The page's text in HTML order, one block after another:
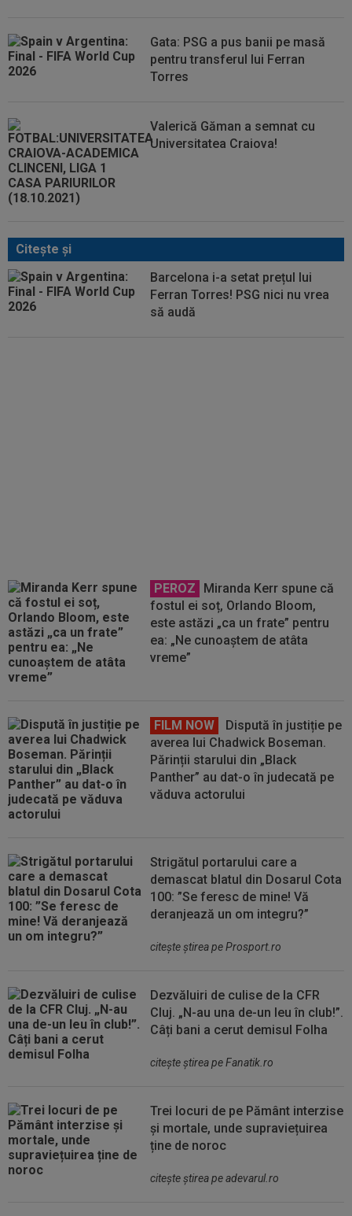
Gata: PSG a pus banii pe masă
pentru transferul lui Ferran
Torres
Valerică Găman a semnat cu
Universitatea Craiova!
Citeşte şi
Barcelona i-a setat prețul lui
Ferran Torres! PSG nici nu vrea
să audă
PEROZ
Miranda Kerr spune că
fostul ei soț, Orlando Bloom,
este astăzi „ca un frate” pentru
ea: „Ne cunoaștem de atâta
vreme”
FILM NOW
Dispută în justiție pe
averea lui Chadwick Boseman.
Părinții starului din „Black
Panther” au dat-o în judecată pe
văduva actorului
Strigătul portarului care a
demascat blatul din Dosarul Cota
100: ”Se feresc de mine! Vă
deranjează un om integru?”
citeşte ştirea pe Prosport.ro
Dezvăluiri de culise de la CFR
Cluj. „N-au una de-un leu în club!”.
Câți bani a cerut demisul Folha
citeşte ştirea pe Fanatik.ro
Trei locuri de pe Pământ interzise
și mortale, unde supraviețuirea
ține de noroc
citeşte ştirea pe adevarul.ro